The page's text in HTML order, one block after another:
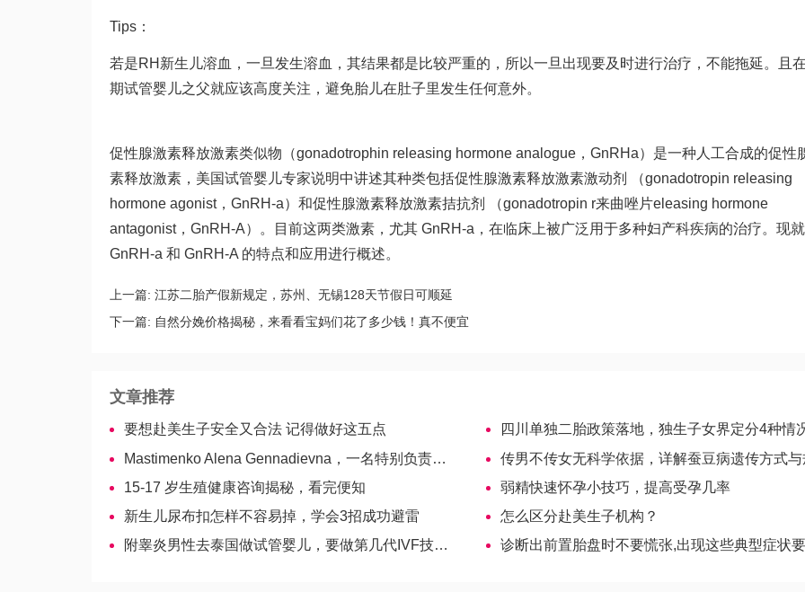
Tips：
若是RH新生儿溶血，一旦发生溶血，其结果都是比较严重的，所以一旦出现要及时进行治疗，不能拖延。且
期试管婴儿之父就应该高度关注，避免胎儿在肚子里发生任何意外。
促性腺激素释放激素类似物（gonadotrophin releasing hormone analogue，GnRHa）是一种人工合成的促性
素释放激素，美国试管婴儿专家说明中讲述其种类包括促性腺激素释放激素激动剂 （gonadotropin releasing
hormone agonist，GnRH-a）和促性腺激素释放激素拮抗剂 （gonadotropin r来曲唑片eleasing hormone
antagonist，GnRH-A）。目前这两类激素，尤其 GnRH-a，在临床上被广泛用于多种妇产科疾病的治疗。现就
GnRH-a 和 GnRH-A 的特点和应用进行概述。
上一篇: 江苏二胎产假新规定，苏州、无锡128天节假日可顺延
下一篇: 自然分娩价格揭秘，来看看宝妈们花了多少钱！真不便宜
文章推荐
要想赴美生子安全又合法 记得做好这五点
四川单独二胎政策落地，独生子女界定分4种情
Mastimenko Alena Gennadievna，一名特别负责的妇产科医生
传男不传女无科学依据，详解蚕豆病遗传方式与
15-17 岁生殖健康咨询揭秘，看完便知
弱精快速怀孕小技巧，提高受孕几率
新生儿尿布扣怎样不容易掉，学会3招成功避雷
怎么区分赴美生子机构？
附睾炎男性去泰国做试管婴儿，要做第几代IVF技术？
诊断出前置胎盘时不要慌张,出现这些典型症状要及时